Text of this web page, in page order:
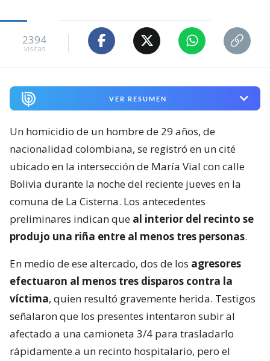
2394
visitas
VER RESUMEN
Un homicidio de un hombre de 29 años, de
nacionalidad colombiana, se registró en un cité
ubicado en la intersección de María Vial con calle
Bolivia durante la noche del reciente jueves en la
comuna de La Cisterna. Los antecedentes
preliminares indican que al interior del recinto se
produjo una riña entre al menos tres personas.
En medio de ese altercado, dos de los agresores
efectuaron al menos tres disparos contra la
víctima, quien resultó gravemente herida. Testigos
señalaron que los presentes intentaron subir al
afectado a una camioneta 3/4 para trasladarlo
rápidamente a un recinto hospitalario, pero el